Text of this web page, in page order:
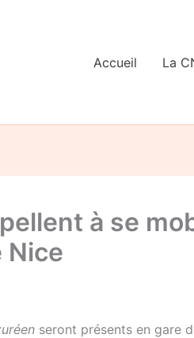
Accueil La
à se
Nice
seront présents en gare